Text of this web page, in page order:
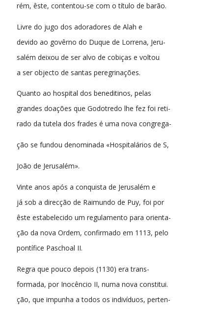
rém, êste, contentou-se com o título de barão.
Livre do jugo dos adoradores de Alah e
devido ao govêrno do Duque de Lorrena, Jeru-
salém deixou de ser alvo de cobiças e voltou
a ser objecto de santas peregrinações.
Quanto ao hospital dos beneditinos, pelas
grandes doações que Godotredo lhe fez foi reti-
rado da tutela dos frades é uma nova congrega-
ção se fundou denominada «Hospitalários de S,
João de Jerusalém».
Vinte anos após a conquista de Jerusalém e
já sob a direcção de Raimundo de Puy, foi por
êste estabelecido um regulamento para orienta-
ção da nova Ordem, confirmado em 1113, pelo
pontífice Paschoal II.
Regra que pouco depois (1130) era trans-
formada, por Inocêncio II, numa nova constitui.
ção, que impunha a todos os indivíduos, perten-